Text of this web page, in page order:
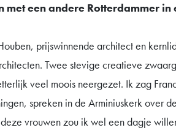
met een andere Rotterdammer
prijswinnende architect en
Twee stevige creatieve
veel moois neergezet. Ik zag
spreken in de Arminiuskerk over
vrouwen zou ik wel een dagje